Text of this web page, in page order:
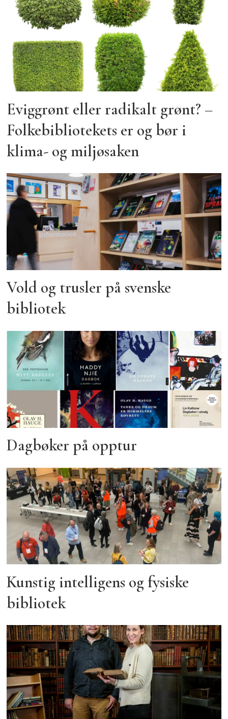
Eviggrønt eller radikalt grønt? –
Folkebibliotekets er og bør i
klima- og miljøsaken
Vold og trusler på svenske
bibliotek
Dagbøker på opptur
Kunstig intelligens og fysiske
bibliotek